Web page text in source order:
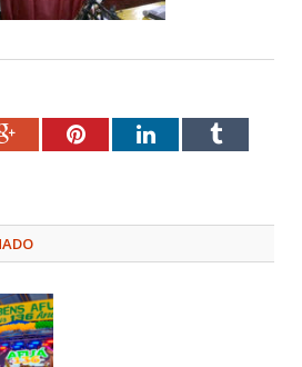
Google+PinterestLinkedInTumblr